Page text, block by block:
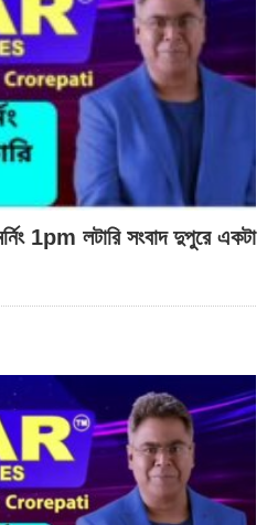
1pm লটারি সংবাদ দুপুরে একটা